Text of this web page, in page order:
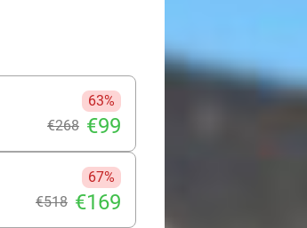
63%
€268 €99
67%
€518 €169